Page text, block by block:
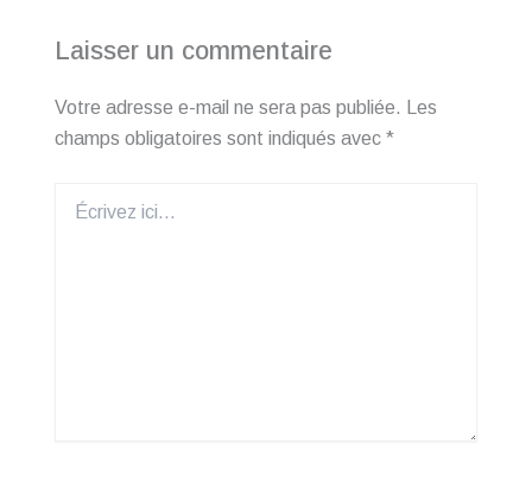
Laisser un commentaire
Votre adresse e-mail ne sera pas publiée.
Les
champs obligatoires sont indiqués avec *
ici…